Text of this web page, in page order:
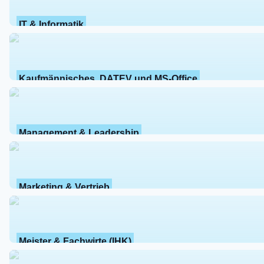
IT & Informatik
Kaufmännisches, DATEV und MS-Office
Management & Leadership
Marketing & Vertrieb
Meister & Fachwirte (IHK)